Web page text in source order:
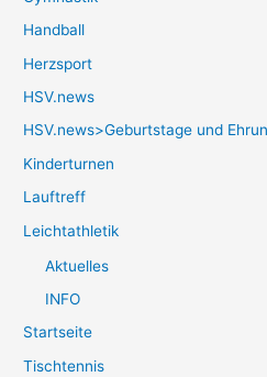
Handball
Herzsport
HSV.news
HSV.news>Geburtstage und
Kinderturnen
Lauftreff
Leichtathletik
Aktuelles
INFO
Startseite
Tischtennis